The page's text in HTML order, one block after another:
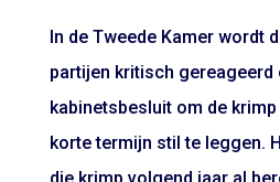
In de Tweede Kamer wordt
partijen kritisch gereageerd
kabinetsbesluit om de
korte termijn stil te leggen.
die krimp volgend jaar al